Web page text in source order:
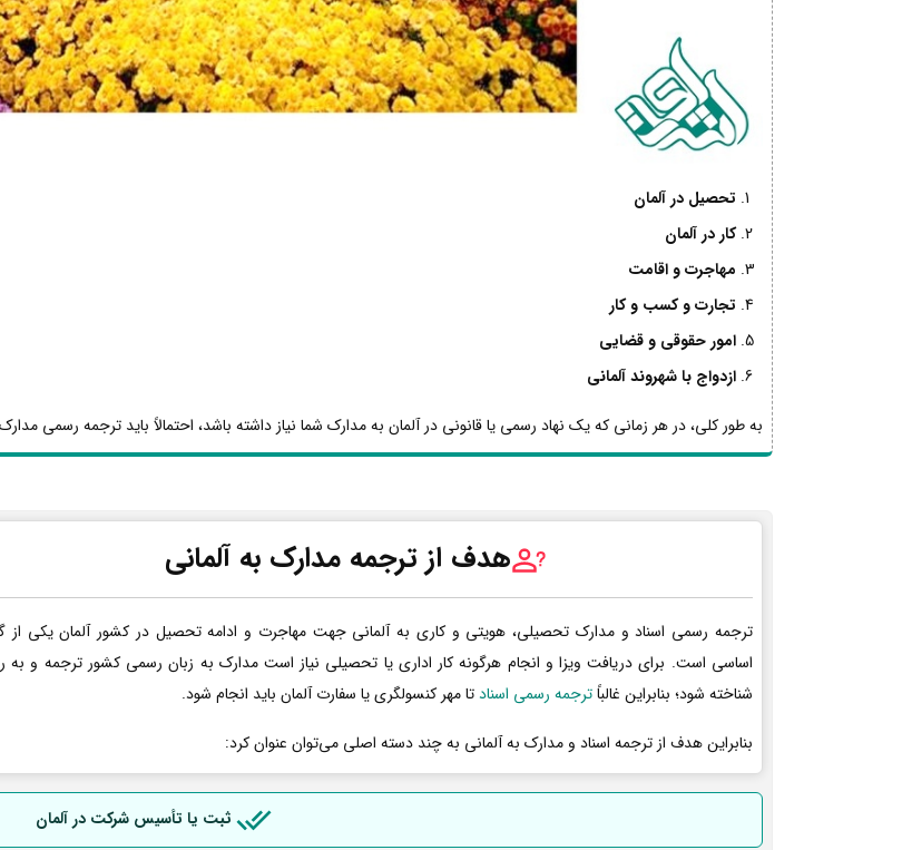
تحصیل در آلمان
کار در آلمان
مهاجرت و اقامت
تجارت و کسب و کار
امور حقوقی و قضایی
ازدواج با شهروند آلمانی
به طور کلی، در هر زمانی که یک نهاد رسمی یا قانونی در آلمان به مدارک شما نیاز داشته باشد، احتمالاً باید ترجمه رسمی مدارک
هدف از ترجمه مدارک به آلمانی
ترجمه رسمی اسناد و مدارک تحصیلی، هویتی و کاری به آلمانی جهت مهاجرت و ادامه تحصیل در کشور آلمان یکی از
اساسی است. برای دریافت ویزا و انجام هرگونه کار اداری یا تحصیلی نیاز است مدارک به زبان رسمی کشور ترجمه و
شناخته شود؛ بنابراین غالباًترجمه رسمی اسنادتا مهر کنسولگری یا سفارت آلمان باید انجام شود.
بنابراین هدف از ترجمه اسناد و مدارک به آلمانی به چند دسته اصلی می‌توان عنوان کرد:
ثبت یا تأسیس شرکت در آلمان